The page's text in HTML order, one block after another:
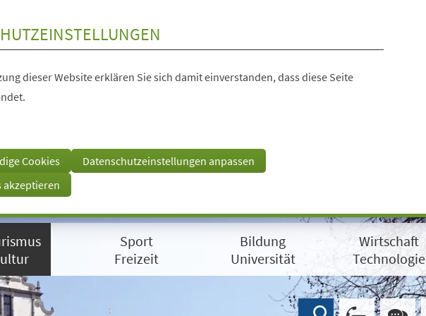
dieser Website erklären Sie sich damit einverstanden, dass diese Seite
Cookies
Datenschutzeinstellungen anpassen
akzeptieren
Sport
Freizeit
Bildung
Universität
Wirtschaft
Technologie